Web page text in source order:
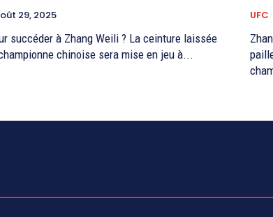
29, 2025
succéder à Zhang Weili ? La ceinture laissée
chinoise sera mise en jeu à...
UFC